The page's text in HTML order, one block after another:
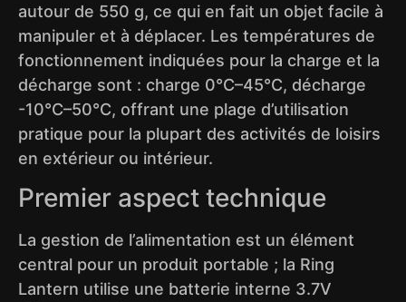
autour de 550 g, ce qui en fait un objet facile à
manipuler et à déplacer. Les températures de
fonctionnement indiquées pour la charge et la
décharge sont : charge 0°C–45°C, décharge
-10°C–50°C, offrant une plage d’utilisation
pratique pour la plupart des activités de loisirs
en extérieur ou intérieur.
Premier aspect technique
La gestion de l’alimentation est un élément
central pour un produit portable ; la Ring
Lantern utilise une batterie interne 3.7V